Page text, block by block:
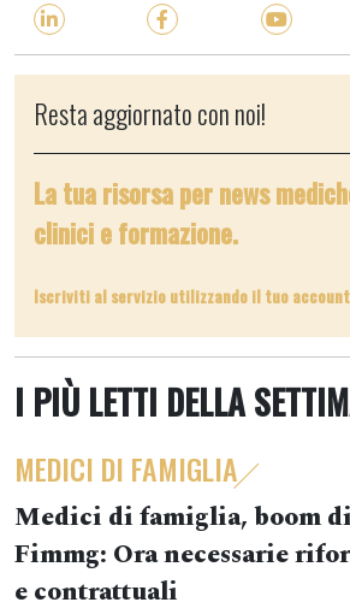
Resta aggiornato con noi!
La tua risorsa per news
clinici e formazione.
Iscriviti al servizio utilizzando il tuo
I PIÙ LETTI DELLA
MEDICI DI FAMIGLIA
Medici di famiglia, boom
Fimmg: Ora necessarie
e contrattuali